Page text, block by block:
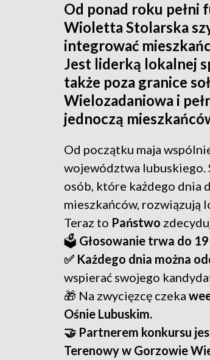
Od ponad roku pełni
Wioletta Stolarska
integrować
Jest liderką lokalnej
także poza granice
Wielozadaniowa i
jednoczą
Od początku maja
województwa lubuskiego.
osób, które każdego dnia
mieszkańców, rozwiązują
Teraz to Państwo
🗳️ Głosowanie trwa do
✅ Każdego dnia można
wspierać swojego
🎁 Na zwycięzcę czeka
Ośnie Lubuskim.
🤝 Partnerem konkursu
Terenowy w Gorzowie